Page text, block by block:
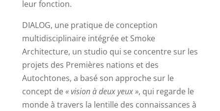
leur fonction.
DIALOG, une pratique de conception
multidisciplinaire intégrée et Smoke
Architecture, un studio qui se concentre sur les
projets des Premières nations et des
Autochtones, a basé son approche sur le
concept de« vision à deux yeux », qui regarde le
monde à travers la lentille des connaissances à